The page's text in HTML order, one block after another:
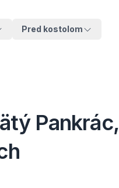
Pred kostolom
Pankrác,